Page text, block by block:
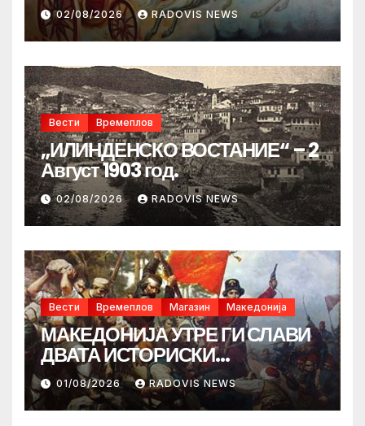
02/08/2026 RADOVIS NEWS
Вести Времеплов
„ИЛИНДЕНСКО ВОСТАНИЕ“ – 2
Август 1903 год.
02/08/2026 RADOVIS NEWS
Вести Времеплов Магазин Македонија
МАКЕДОНИЈА УТРЕ ГИ СЛАВИ
ДВАТА ИСТОРИСКИ
ИЛИНДЕНА!
01/08/2026 RADOVIS NEWS